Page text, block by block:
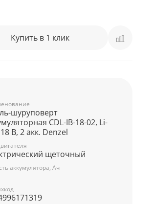
Купить в 1 клик
шуруповерт
CDL-IB-18-02, Li-
В, 2 акк. Denzel
щеточный
аккумулятора, Ач